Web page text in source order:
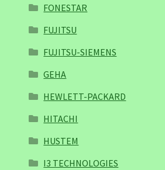
FONESTAR
FUJITSU
FUJITSU-SIEMENS
GEHA
HEWLETT-PACKARD
HITACHI
HUSTEM
I3 TECHNOLOGIES